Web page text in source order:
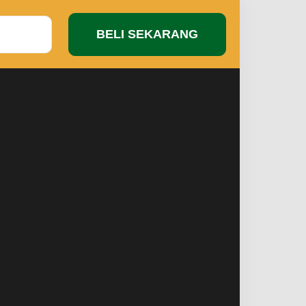
BELI SEKARANG